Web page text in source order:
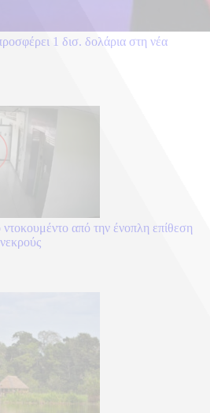
1 δισ. δολάρια στη νέα
από την ένοπλη επίθεση